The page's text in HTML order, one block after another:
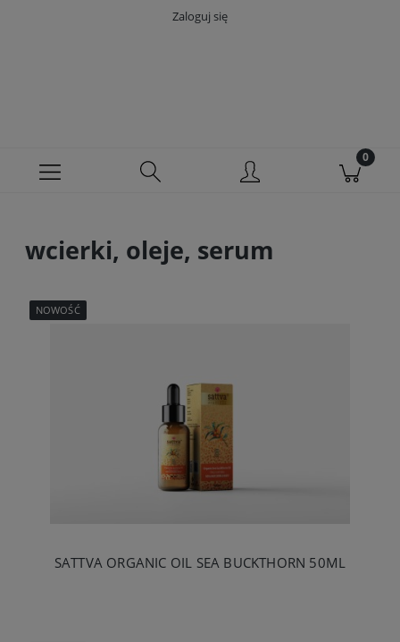
Zaloguj się
wcierki, oleje, serum
SATTVA ORGANIC OIL SEA BUCKTHORN 50ML
NOWOŚĆ